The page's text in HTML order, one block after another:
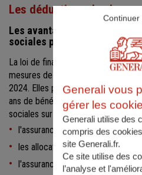
Les déductions de
Les avantages sociaux :
sociales pour les jeunes
La loi de financement de la
mesures de soutien au secteur
2024. Elles permettent aux jeunes
ans de bénéficier d’une
sociales sur
l'assurance maladie, invalidité et
les allocations familiales,
l'assurance vieillesse de base.
Generali vous
gérer les
Generali utilise des
compris des
site Generali.fr.
Ce site utilise des
l’analyse et
Continuer